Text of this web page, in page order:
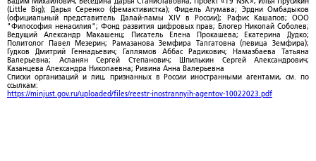
(Little Big); Дарья Серенко (фемактивистка); Фидель Агумава; Эрдни Омбадыков
(официальный представитель Далай-ламы XIV в России); Рафис Кашапов; ООО
"Философия ненасилия"; Фонд развития цифровых прав; Блогер Николай Соболев;
Ведущий Александр Макашенц; Писатель Елена Прокашева; Екатерина Дудко;
Политолог Павел Мезерин; Рамазанова Земфира Талгатовна (певица Земфира);
Гудков Дмитрий Геннадьевич; Галлямов Аббас Радикович; Намазбаева Татьяна
Валерьевна; Асланян Сергей Степанович; Шпилькин Сергей Александрович;
Казанцева Александра Николаевна; Ривина Анна Валерьевна
Списки организаций и лиц, признанных в России иностранными агентами, см. по
ссылкам:
https://minjust.gov.ru/uploaded/files/reestr-inostrannyih-agentov-10022023.pdf